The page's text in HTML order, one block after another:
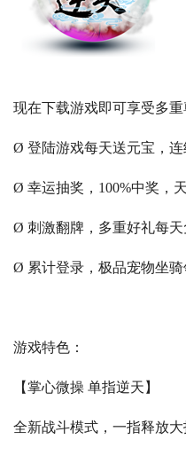
现在下载游戏即可享受多重
Ø 登陆游戏每天送元宝，连
Ø 幸运抽奖，100%中奖，
Ø 刺激翻牌，多重好礼每天
Ø 累计登录，极品宠物坐骑
游戏特色：
【掌心微操 单指逆天】
全新战斗模式，一指释放